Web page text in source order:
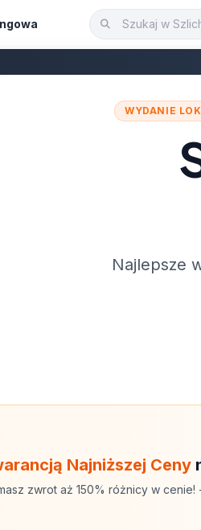
WYDANIE
Najlepsze
Najniższej Ceny
zwrot aż 150% różnicy w cenie!